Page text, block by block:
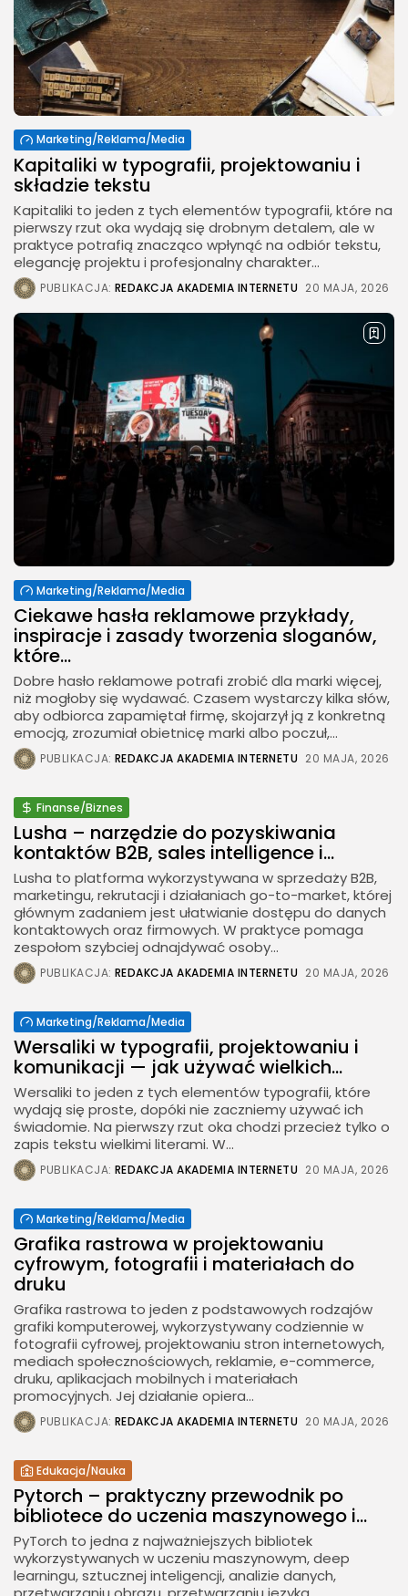
Marketing/Reklama/Media
Kapitaliki w typografii, projektowaniu i
składzie tekstu
Kapitaliki to jeden z tych elementów typografii, które na
pierwszy rzut oka wydają się drobnym detalem, ale w
praktyce potrafią znacząco wpłynąć na odbiór tekstu,
elegancję projektu i profesjonalny charakter...
PUBLIKACJA: REDAKCJA AKADEMIA INTERNETU 20 MAJA, 2026
Marketing/Reklama/Media
Ciekawe hasła reklamowe przykłady,
inspiracje i zasady tworzenia sloganów,
które...
Dobre hasło reklamowe potrafi zrobić dla marki więcej,
niż mogłoby się wydawać. Czasem wystarczy kilka słów,
aby odbiorca zapamiętał firmę, skojarzył ją z konkretną
emocją, zrozumiał obietnicę marki albo poczuł,...
PUBLIKACJA: REDAKCJA AKADEMIA INTERNETU 20 MAJA, 2026
Finanse/Biznes
Lusha – narzędzie do pozyskiwania
kontaktów B2B, sales intelligence i...
Lusha to platforma wykorzystywana w sprzedaży B2B,
marketingu, rekrutacji i działaniach go-to-market, której
głównym zadaniem jest ułatwianie dostępu do danych
kontaktowych oraz firmowych. W praktyce pomaga
zespołom szybciej odnajdywać osoby...
PUBLIKACJA: REDAKCJA AKADEMIA INTERNETU 20 MAJA, 2026
Marketing/Reklama/Media
Wersaliki w typografii, projektowaniu i
komunikacji — jak używać wielkich...
Wersaliki to jeden z tych elementów typografii, które
wydają się proste, dopóki nie zaczniemy używać ich
świadomie. Na pierwszy rzut oka chodzi przecież tylko o
zapis tekstu wielkimi literami. W...
PUBLIKACJA: REDAKCJA AKADEMIA INTERNETU 20 MAJA, 2026
Marketing/Reklama/Media
Grafika rastrowa w projektowaniu
cyfrowym, fotografii i materiałach do
druku
Grafika rastrowa to jeden z podstawowych rodzajów
grafiki komputerowej, wykorzystywany codziennie w
fotografii cyfrowej, projektowaniu stron internetowych,
mediach społecznościowych, reklamie, e-commerce,
druku, aplikacjach mobilnych i materiałach
promocyjnych. Jej działanie opiera...
PUBLIKACJA: REDAKCJA AKADEMIA INTERNETU 20 MAJA, 2026
Edukacja/Nauka
Pytorch – praktyczny przewodnik po
bibliotece do uczenia maszynowego i...
PyTorch to jedna z najważniejszych bibliotek
wykorzystywanych w uczeniu maszynowym, deep
learningu, sztucznej inteligencji, analizie danych,